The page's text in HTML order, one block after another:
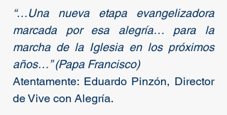
“…Una nueva etapa evangelizadora
marcada por esa alegría… para la
marcha de la Iglesia en los próximos
años…” (Papa Francisco)
Atentamente: Eduardo Pinzón, Director
de Vive con Alegría.